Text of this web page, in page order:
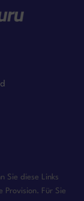
Sie diese Links
Provision. Für Sie